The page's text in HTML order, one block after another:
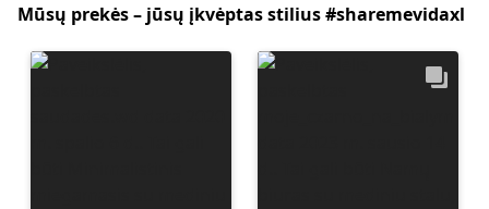
Mūsų prekės – jūsų įkvėptas stilius #sharemevidaxl